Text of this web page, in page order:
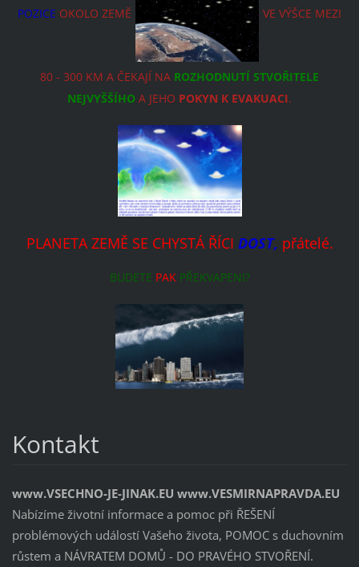
POZICE OKOLO ZEMĚ VE VÝŠCE MEZI
80 - 300 KM A ČEKAJÍ NA ROZHODNUTÍ STVOŘITELE
NEJVYŠŠÍHO A JEHO POKYN K EVAKUACI.
PLANETA ZEMĚ SE CHYSTÁ ŘÍCI DOST, přátelé.
BUDETE PAKPŘEKVAPENI?
Kontakt
www.VSECHNO-JE-JINAK.EU www.VESMIRNAPRAVDA.EU
Nabízíme životní informace a pomoc při ŘEŠENÍ
problémových událostí Vašeho života, POMOC s duchovním
růstem a NÁVRATEM DOMŮ - DO PRAVÉHO STVOŘENÍ.